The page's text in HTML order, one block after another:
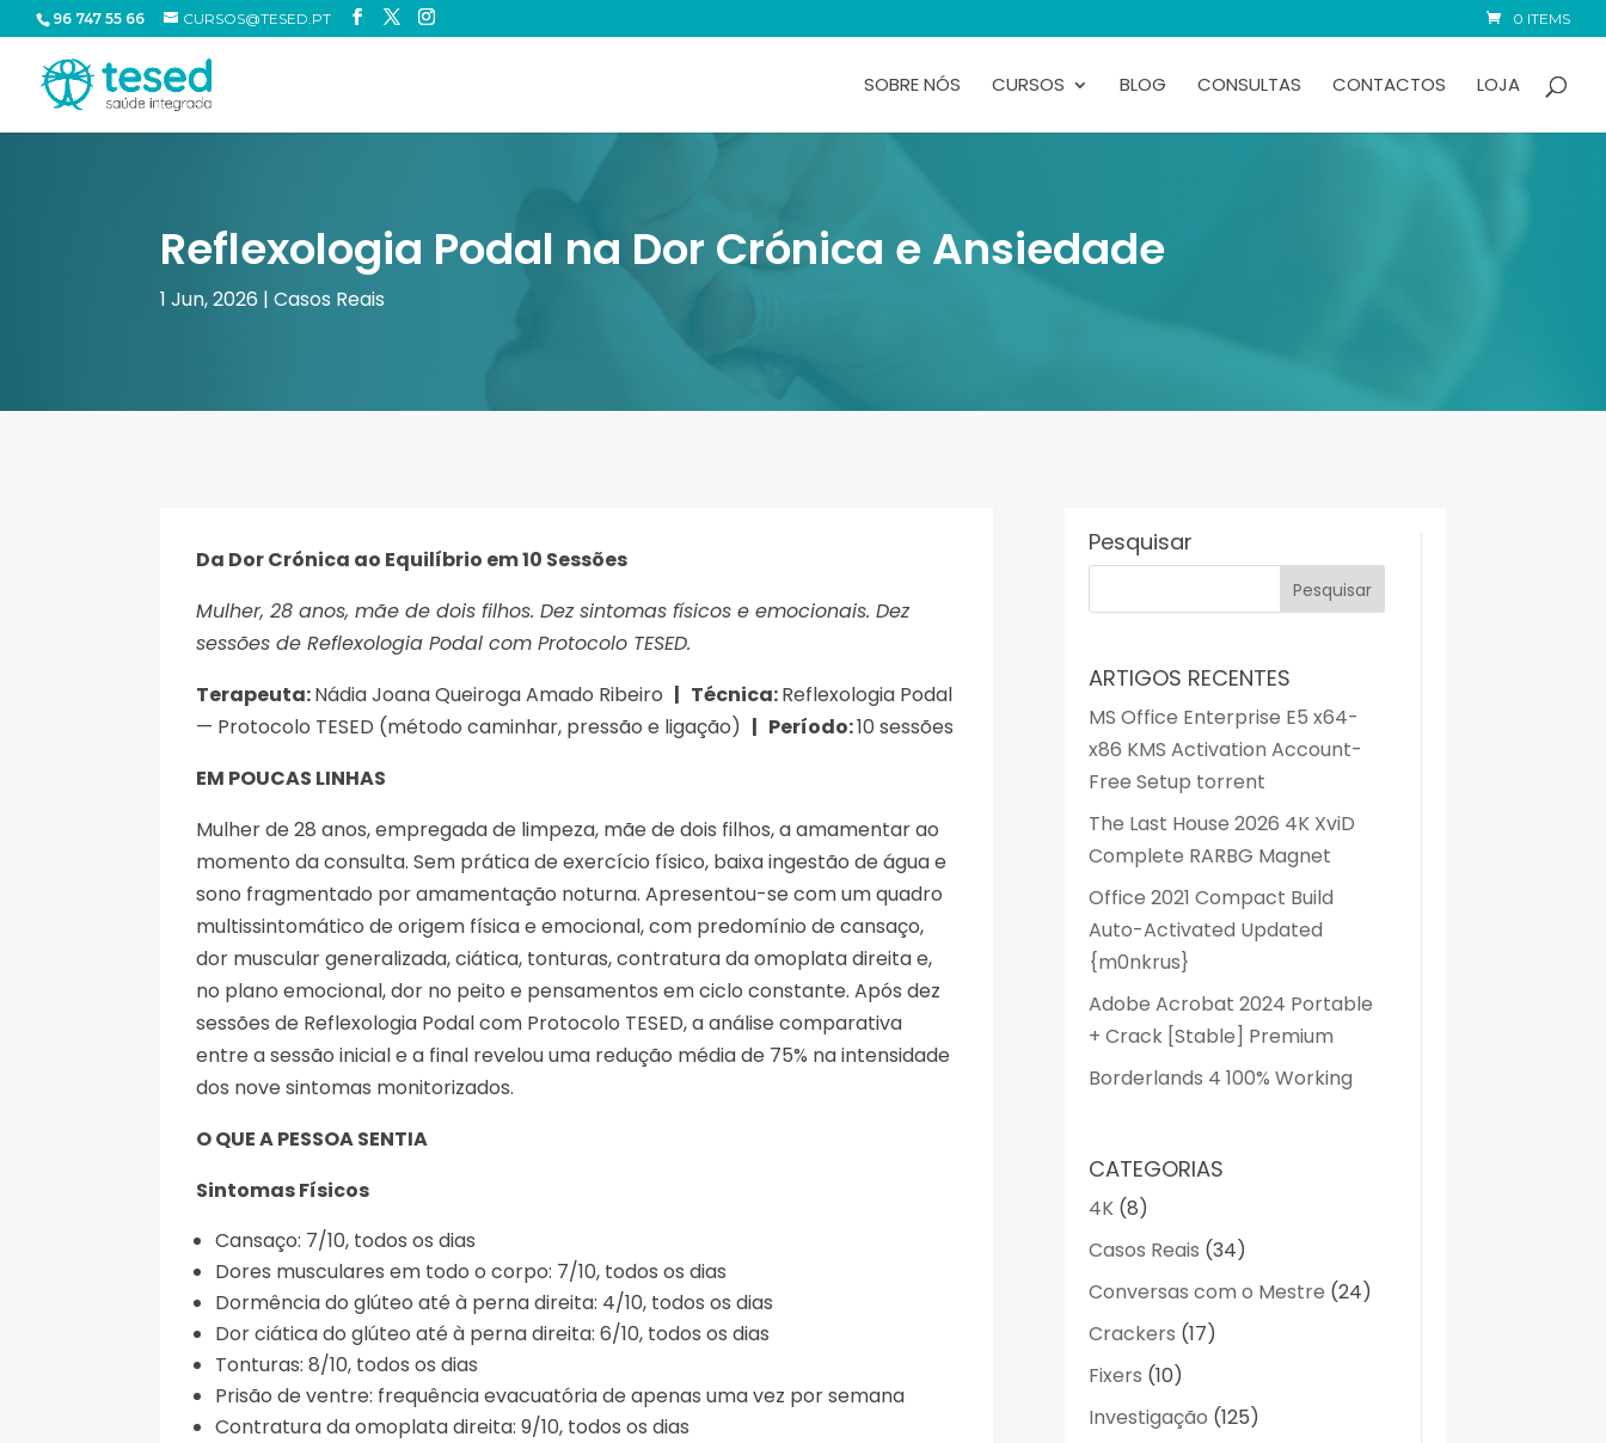
96 747 55 66 CURSOS@TESED.PT 0 ITEMS
SOBRE NÓS CURSOS BLOG CONSULTAS CONTACTOS LOJA
Reflexologia Podal na Dor Crónica e Ansiedade
1 Jun, 2026 |Casos Reais
Da Dor Crónica ao Equilíbrio em 10 Sessões
Mulher, 28 anos, mãe de dois filhos. Dez sintomas físicos e emocionais. Dez
sessões de Reflexologia Podal com Protocolo TESED.
Terapeuta:Nádia Joana Queiroga Amado Ribeiro | Técnica:Reflexologia Podal
— Protocolo TESED (método caminhar, pressão e ligação) | Período:10 sessões
EM POUCAS LINHAS
Mulher de 28 anos, empregada de limpeza, mãe de dois filhos, a amamentar ao
momento da consulta. Sem prática de exercício físico, baixa ingestão de água e
sono fragmentado por amamentação noturna. Apresentou-se com um quadro
multissintomático de origem física e emocional, com predomínio de cansaço,
dor muscular generalizada, ciática, tonturas, contratura da omoplata direita e,
no plano emocional, dor no peito e pensamentos em ciclo constante. Após dez
sessões de Reflexologia Podal com Protocolo TESED, a análise comparativa
entre a sessão inicial e a final revelou uma redução média de 75% na intensidade
dos nove sintomas monitorizados.
O QUE A PESSOA SENTIA
Sintomas Físicos
Cansaço: 7/10, todos os dias
Dores musculares em todo o corpo: 7/10, todos os dias
Dormência do glúteo até à perna direita: 4/10, todos os dias
Dor ciática do glúteo até à perna direita: 6/10, todos os dias
Tonturas: 8/10, todos os dias
Prisão de ventre: frequência evacuatória de apenas uma vez por semana
Contratura da omoplata direita: 9/10, todos os dias
Pesquisar
ARTIGOS RECENTES
MS Office Enterprise E5 x64-
x86 KMS Activation Account-
Free Setup torrent
The Last House 2026 4K XviD
Complete RARBG Magnet
Office 2021 Compact Build
Auto-Activated Updated
{m0nkrus}
Adobe Acrobat 2024 Portable
+ Crack [Stable] Premium
Borderlands 4 100% Working
CATEGORIAS
4K(8)
Casos Reais (34)
Conversas com o Mestre (24)
Crackers (17)
Fixers (10)
Investigação (125)